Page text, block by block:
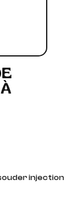
injection